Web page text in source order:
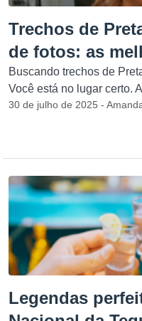
Trechos de
de fotos: as
Buscando trechos de
Você está no lugar certo.
30 de julho de 2025 -
Legendas